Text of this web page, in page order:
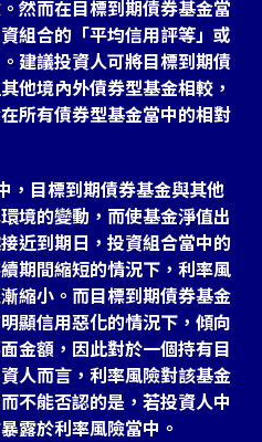
然而在目標到期債券基金當
組合的「平均信用評等」或
建議投資人可將目標到期債
他境內外債券型基金相較，
所有債券型基金當中的相對
，目標到期債券基金與其他
境的變動，而使基金淨值出
近到期日，投資組合當中的
期間縮短的情況下，利率風
縮小。而目標到期債券基金
顯信用惡化的情況下，傾向
金額，因此對於一個持有目
人而言，利率風險對該基金
不能否認的是，若投資人中
露於利率風險當中。